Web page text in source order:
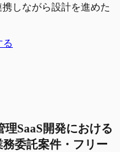
しながら設計を進めた
る
理SaaS開発における
委託案件・フリー